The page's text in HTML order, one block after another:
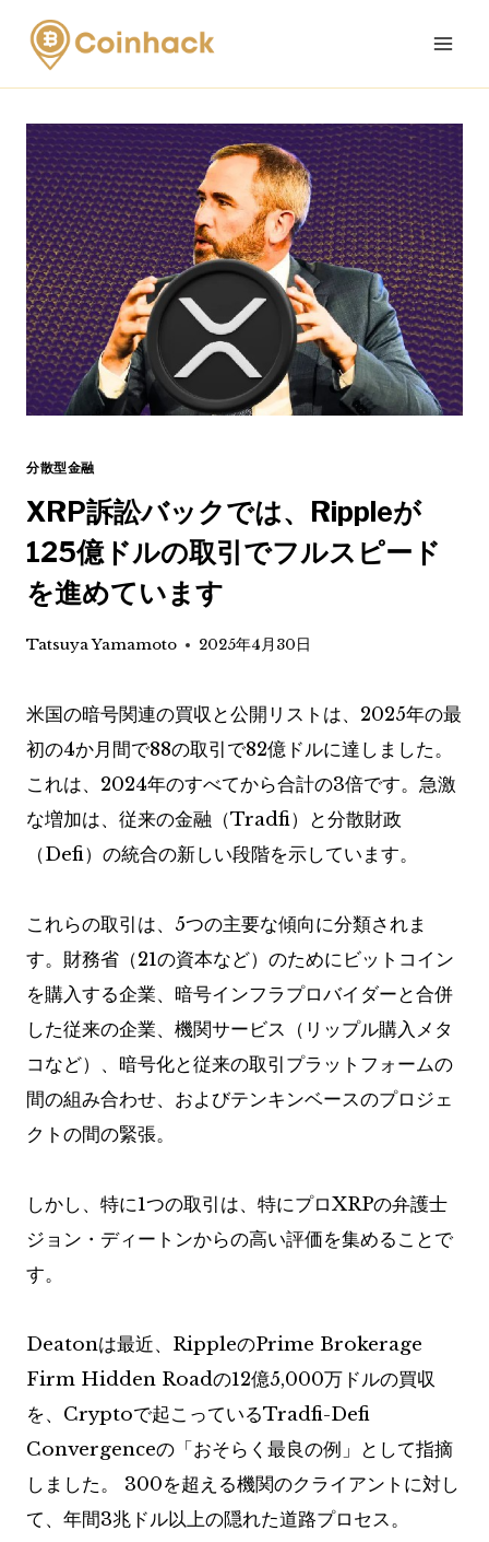
Skip
content
分散型金融
XRP訴訟バックでは、Rippleが
125億ドルの取引でフルスピード
を進めています
Tatsuya Yamamoto 2025年4月30日
米国の暗号関連の買収と公開リストは、2025年の最
初の4か月間で88の取引で82億ドルに達しました。
これは、2024年のすべてから合計の3倍です。急激
な増加は、従来の金融（Tradfi）と分散財政
（Defi）の統合の新しい段階を示しています。
これらの取引は、5つの主要な傾向に分類されま
す。財務省（21の資本など）のためにビットコイン
を購入する企業、暗号インフラプロバイダーと合併
した従来の企業、機関サービス（リップル購入メタ
コなど）、暗号化と従来の取引プラットフォームの
間の組み合わせ、およびテンキンベースのプロジェ
クトの間の緊張。
しかし、特に1つの取引は、特にプロXRPの弁護士
ジョン・ディートンからの高い評価を集めることで
す。
Deatonは最近、RippleのPrime Brokerage
Firm Hidden Roadの12億5,000万ドルの買収
を、Cryptoで起こっているTradfi-Defi
Convergenceの「おそらく最良の例」として指摘
しました。 300を超える機関のクライアントに対し
て、年間3兆ドル以上の隠れた道路プロセス。